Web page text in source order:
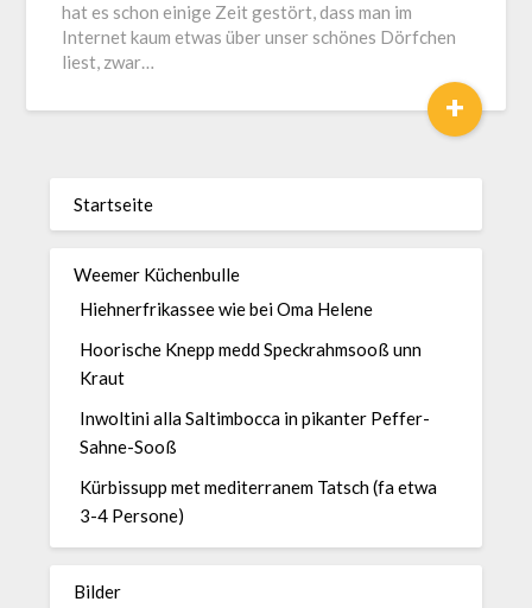
hat es schon einige Zeit gestört, dass man im
Internet kaum etwas über unser schönes Dörfchen
liest, zwar…
+
Startseite
Weemer Küchenbulle
Hiehnerfrikassee wie bei Oma Helene
Hoorische Knepp medd Speckrahmsooß unn
Kraut
Inwoltini alla Saltimbocca in pikanter Peffer-
Sahne-Sooß
Kürbissupp met mediterranem Tatsch (fa etwa
3-4 Persone)
Bilder